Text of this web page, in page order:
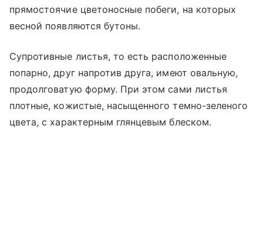
прямостоячие цветоносные побеги, на которых
весной появляются бутоны.
Супротивные листья, то есть расположенные
попарно, друг напротив друга, имеют овальную,
продолговатую форму. При этом сами листья
плотные, кожистые, насыщенного темно-зеленого
цвета, с характерным глянцевым блеском.